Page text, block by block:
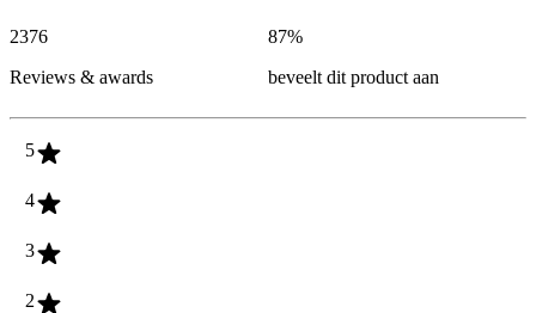
2376
Reviews & awards
87%
beveelt dit product aan
5
4
3
2